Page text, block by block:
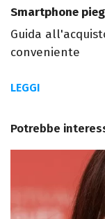
Smartphone
Guida
conveniente
LEGGI
Potrebbe